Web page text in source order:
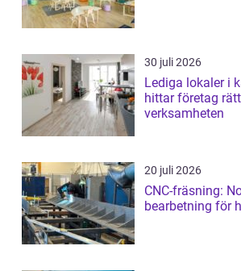
30 juli 2026
Lediga lokaler i
hittar företag
verksamheten
20 juli 2026
CNC-fräsning:
bearbetning för